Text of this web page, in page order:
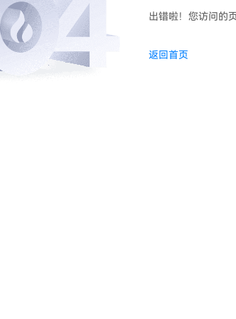
出错啦！您访问的
返回首页